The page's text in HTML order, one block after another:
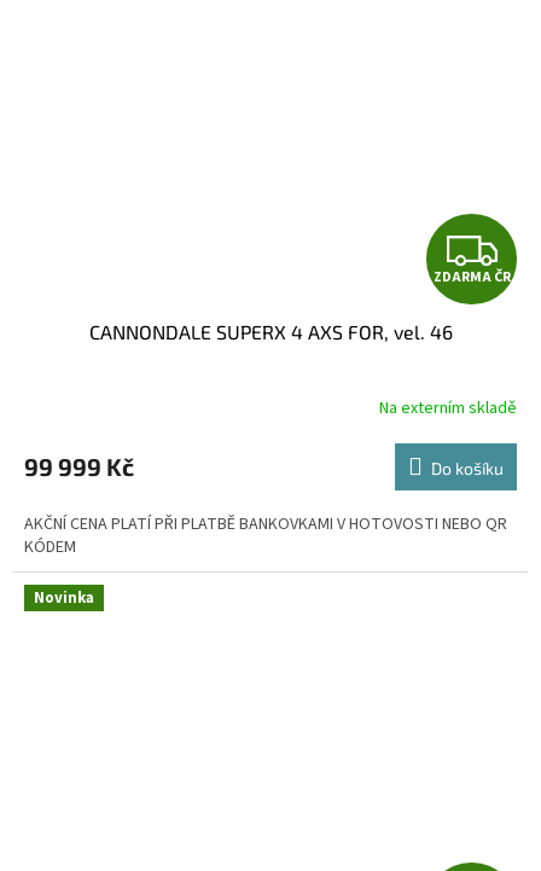
Z
D
R
M
A
ZDARMA ČR
CANNONDALE SUPERX 4 AXS FOR, vel. 46
Na externím skladě
99 999 Kč Do košíku
AKČNÍ CENA PLATÍ PŘI PLATBĚ BANKOVKAMI V HOTOVOSTI NEBO QR
KÓDEM
Novinka